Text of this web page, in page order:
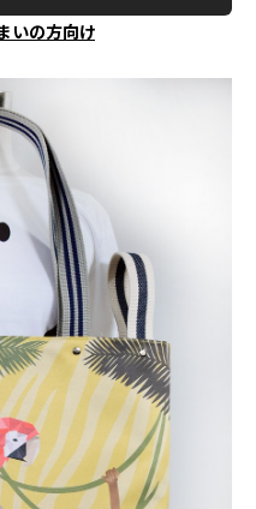
いの方向け